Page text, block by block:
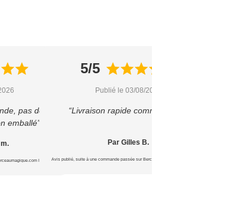
pas déçu
emballé”
le 16/07/2026
5/5
Publié le 03/08/2026
“Livraison rapide comme prévu”
Par Gilles B.
Avis publié, suite à une commande passée sur Berceaumagique.com le 15/07/2026